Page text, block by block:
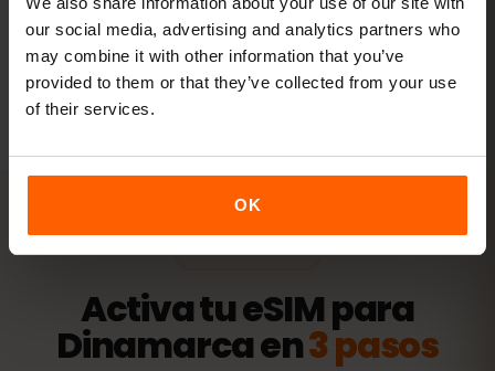
our social media, advertising and analytics partners who
may combine it with other information that you’ve
provided to them or that they’ve collected from your use
of their services.
OK
Todos los valores son orientativos. El consumo real depende
del dispositivo, la configuración de las apps y tu uso.
ACTIVACIÓN
Activa tu eSIM para
Dinamarca en3 pasos